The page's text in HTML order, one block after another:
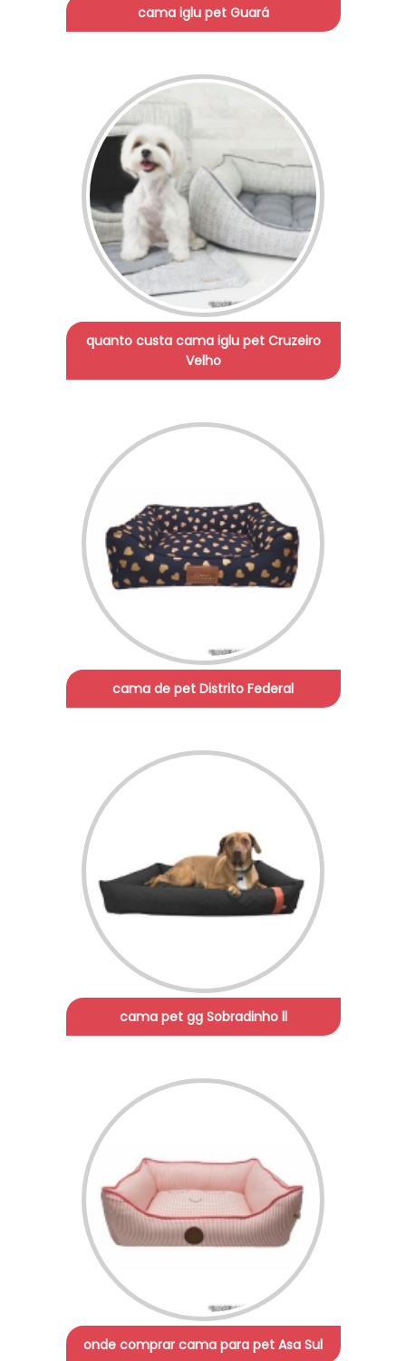
cama iglu pet Guará
quanto custa cama iglu pet Cruzeiro
Velho
cama de pet Distrito Federal
cama pet gg Sobradinho ll
onde comprar cama para pet Asa Sul